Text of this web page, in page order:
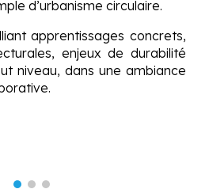
d’urbanisme circulaire.
apprentissages concrets,
enjeux de durabilité
niveau, dans une ambiance